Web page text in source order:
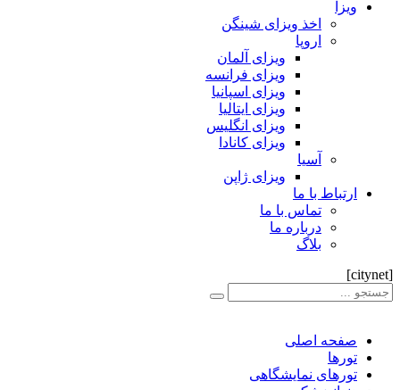
اخذ ویزای شینگن
ویزای آلمان
ویزای فرانسه
ویزای اسپانیا
ویزای ایتالیا
ویزای انگلیس
ویزای کانادا
ویزای ژاپن
با ما
تماس با ما
درباره ما
اصلی
نمایشگاهی